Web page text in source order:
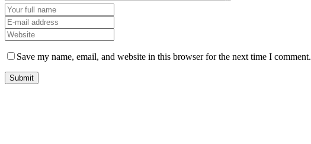
Save my name, email, and website in this browser for the next time I comment.